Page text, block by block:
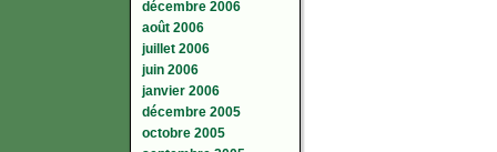
décembre 2006
août 2006
juillet 2006
juin 2006
janvier 2006
décembre 2005
octobre 2005